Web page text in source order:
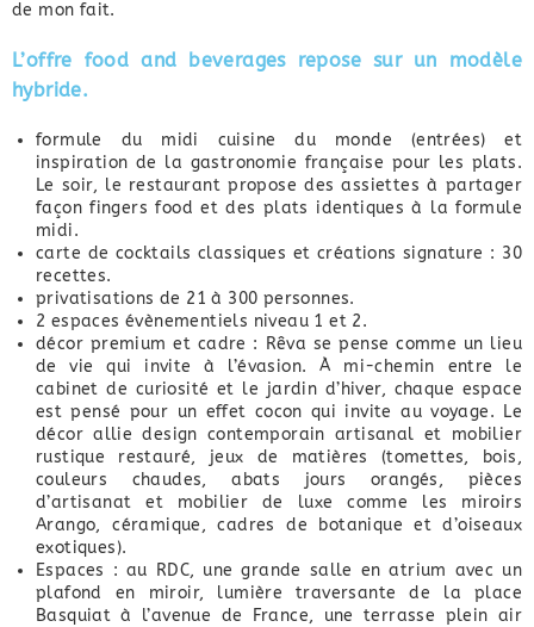
de mon fait.
L’offre food and beverages repose sur un modèle
hybride.
formule du midi cuisine du monde (entrées) et
inspiration de la gastronomie française pour les plats.
Le soir, le restaurant propose des assiettes à partager
façon fingers food et des plats identiques à la formule
midi.
carte de cocktails classiques et créations signature : 30
recettes.
privatisations de 21 à 300 personnes.
2 espaces évènementiels niveau 1 et 2.
décor premium et cadre : Rêva se pense comme un lieu
de vie qui invite à l’évasion. À mi-chemin entre le
cabinet de curiosité et le jardin d’hiver, chaque espace
est pensé pour un effet cocon qui invite au voyage. Le
décor allie design contemporain artisanal et mobilier
rustique restauré, jeux de matières (tomettes, bois,
couleurs chaudes, abats jours orangés, pièces
d’artisanat et mobilier de luxe comme les miroirs
Arango, céramique, cadres de botanique et d’oiseaux
exotiques).
Espaces : au RDC, une grande salle en atrium avec un
plafond en miroir, lumière traversante de la place
Basquiat à l’avenue de France, une terrasse plein air